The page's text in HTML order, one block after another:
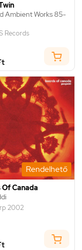
Ambient Works 85-
Records
Rendelhető
Canada
2002